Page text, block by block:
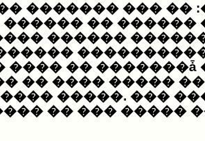
�����: �� ���
������ ��
������
�� �������ˡ ������� ���
���� �� �������ǡ
�� ���� �����
�����. ���
�� ��� �����